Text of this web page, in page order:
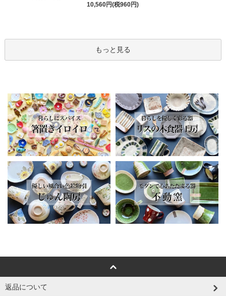
10,560円(税960円)
もっと見る
返品について